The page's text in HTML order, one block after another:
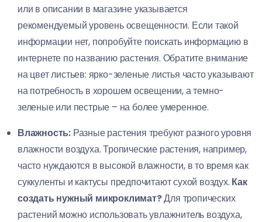
или в описании в магазине указывается
рекомендуемый уровень освещенности. Если такой
информации нет, попробуйте поискать информацию в
интернете по названию растения. Обратите внимание
на цвет листьев: ярко-зеленые листья часто указывают
на потребность в хорошем освещении, а темно-
зеленые или пестрые – на более умеренное.
Влажность: Разные растения требуют разного уровня
влажности воздуха. Тропические растения, например,
часто нуждаются в высокой влажности, в то время как
суккуленты и кактусы предпочитают сухой воздух. Как
создать нужный микроклимат?Для тропических
растений можно использовать увлажнитель воздуха,